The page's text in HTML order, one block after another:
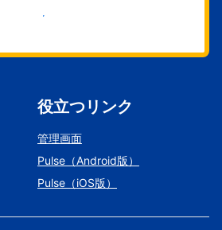
今すぐ始める
役立つリンク
管理画面
Pulse（Android版）
Pulse（iOS版）